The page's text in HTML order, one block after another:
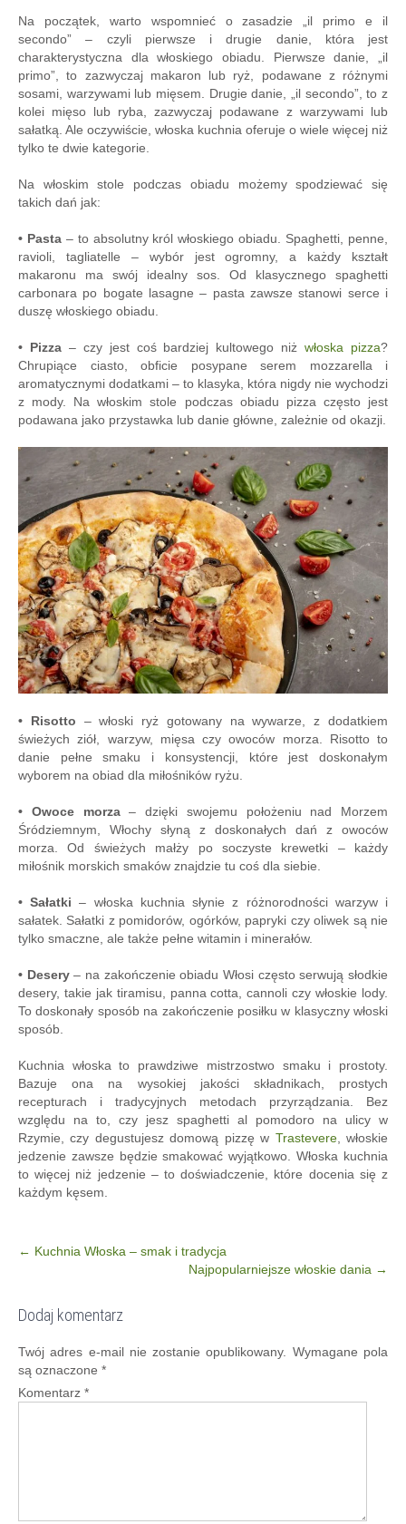
Na początek, warto wspomnieć o zasadzie „il primo e il
secondo” – czyli pierwsze i drugie danie, która jest
charakterystyczna dla włoskiego obiadu. Pierwsze danie, „il
primo”, to zazwyczaj makaron lub ryż, podawane z różnymi
sosami, warzywami lub mięsem. Drugie danie, „il secondo”, to z
kolei mięso lub ryba, zazwyczaj podawane z warzywami lub
sałatką. Ale oczywiście, włoska kuchnia oferuje o wiele więcej niż
tylko te dwie kategorie.
Na włoskim stole podczas obiadu możemy spodziewać się
takich dań jak:
• Pasta– to absolutny król włoskiego obiadu. Spaghetti, penne,
ravioli, tagliatelle – wybór jest ogromny, a każdy kształt
makaronu ma swój idealny sos. Od klasycznego spaghetti
carbonara po bogate lasagne – pasta zawsze stanowi serce i
duszę włoskiego obiadu.
• Pizza– czy jest coś bardziej kultowego niżwłoska pizza?
Chrupiące ciasto, obficie posypane serem mozzarella i
aromatycznymi dodatkami – to klasyka, która nigdy nie wychodzi
z mody. Na włoskim stole podczas obiadu pizza często jest
podawana jako przystawka lub danie główne, zależnie od okazji.
• Risotto – włoski ryż gotowany na wywarze, z dodatkiem
świeżych ziół, warzyw, mięsa czy owoców morza. Risotto to
danie pełne smaku i konsystencji, które jest doskonałym
wyborem na obiad dla miłośników ryżu.
• Owoce morza– dzięki swojemu położeniu nad Morzem
Śródziemnym, Włochy słyną z doskonałych dań z owoców
morza. Od świeżych małży po soczyste krewetki – każdy
miłośnik morskich smaków znajdzie tu coś dla siebie.
• Sałatki – włoska kuchnia słynie z różnorodności warzyw i
sałatek. Sałatki z pomidorów, ogórków, papryki czy oliwek są nie
tylko smaczne, ale także pełne witamin i minerałów.
• Desery– na zakończenie obiadu Włosi często serwują słodkie
desery, takie jak tiramisu, panna cotta, cannoli czy włoskie lody.
To doskonały sposób na zakończenie posiłku w klasyczny włoski
sposób.
Kuchnia włoska to prawdziwe mistrzostwo smaku i prostoty.
Bazuje ona na wysokiej jakości składnikach, prostych
recepturach i tradycyjnych metodach przyrządzania. Bez
względu na to, czy jesz spaghetti al pomodoro na ulicy w
Rzymie, czy degustujesz domową pizzę w Trastevere, włoskie
jedzenie zawsze będzie smakować wyjątkowo. Włoska kuchnia
to więcej niż jedzenie – to doświadczenie, które docenia się z
każdym kęsem.
Post
← Kuchnia Włoska – smak i tradycja
Najpopularniejsze włoskie dania →
Dodaj komentarz
Twój adres e-mail nie zostanie opublikowany. Wymagane pola
są oznaczone *
Komentarz *